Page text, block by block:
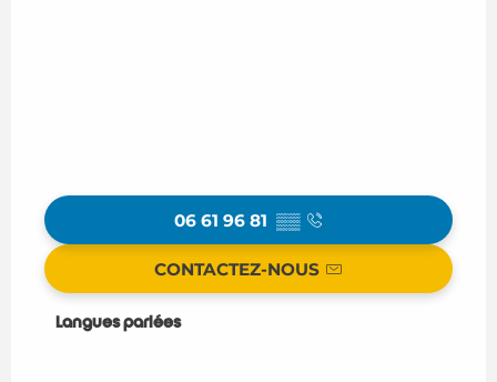
06 61 96 81 ▒▒
CONTACTEZ-NOUS
Langues parlées
Langues parlées